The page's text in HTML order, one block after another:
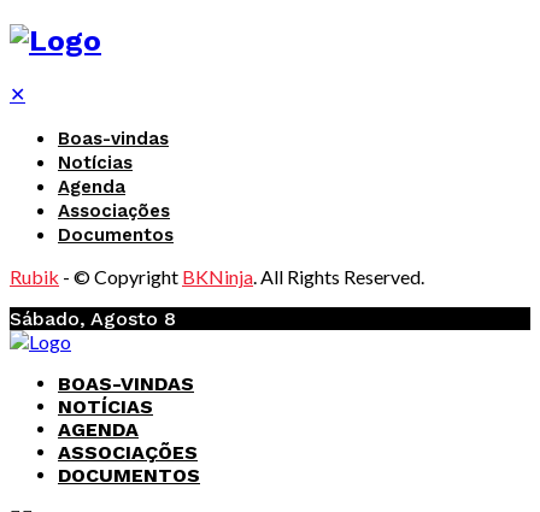
✕
Boas-vindas
Notícias
Agenda
Associações
Documentos
Rubik - © Copyright BKNinja. All Rights Reserved.
Sábado, Agosto 8
BOAS-VINDAS
NOTÍCIAS
AGENDA
ASSOCIAÇÕES
DOCUMENTOS